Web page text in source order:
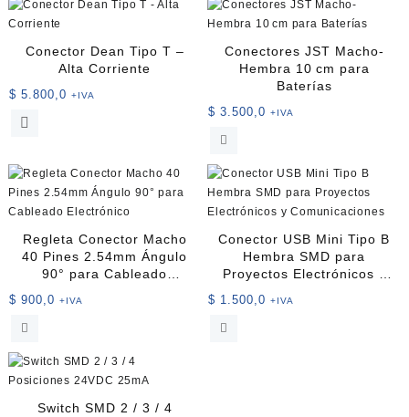
Conector Dean Tipo T –
Alta Corriente
$ 5.800,0 +IVA
Este
múltiples
variantes.
Las
opciones
pueden
de
producto
Conectores JST Macho-
Hembra 10 cm para
Baterías
$ 3.500,0 +IVA
Regleta Conector Macho
40 Pines 2.54mm Ángulo
90° para Cableado
$ 900,0 +IVA
Conector USB Mini Tipo B
Hembra SMD para
Proyectos Electrónicos y
$ 1.500,0 +IVA
Switch SMD 2 / 3 / 4